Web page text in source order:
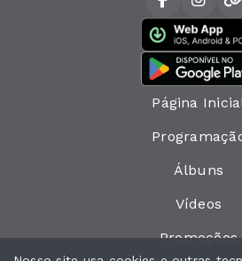
Página
Álbuns
Vídeos
Promoções